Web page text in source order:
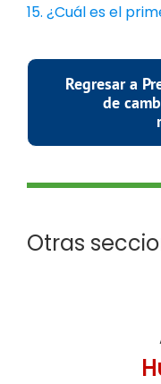
15. ¿Cuál es el
Regresar a
de
Otras